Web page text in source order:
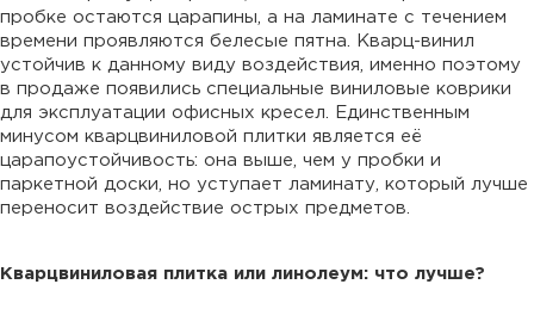
пробке остаются царапины, а на ламинате с течением
времени проявляются белесые пятна. Кварц-винил
устойчив к данному виду воздействия, именно поэтому
в продаже появились специальные виниловые коврики
для эксплуатации офисных кресел. Единственным
минусом кварцвиниловой плитки является её
царапоустойчивость: она выше, чем у пробки и
паркетной доски, но уступает ламинату, который лучше
переносит воздействие острых предметов.
Кварцвиниловая плитка или линолеум: что лучше?